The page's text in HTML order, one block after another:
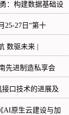
：构建数据基础设
25-27日“第十
数驱未来 |
先进制造私享会
口技术的进展及
AI原生云建设与加